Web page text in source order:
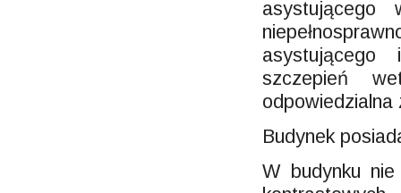
asystującego
szczepień
Budynek
W budynku